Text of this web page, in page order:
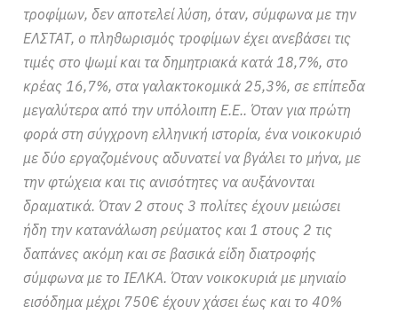
τροφίμων, δεν αποτελεί λύση, όταν, σύμφωνα με την
ΕΛΣΤΑΤ, ο πληθωρισμός τροφίμων έχει ανεβάσει τις
τιμές στο ψωμί και τα δημητριακά κατά 18,7%, στο
κρέας 16,7%, στα γαλακτοκομικά 25,3%, σε επίπεδα
μεγαλύτερα από την υπόλοιπη Ε.Ε.. Όταν για πρώτη
φορά στη σύγχρονη ελληνική ιστορία, ένα νοικοκυριό
με δύο εργαζομένους αδυνατεί να βγάλει το μήνα, με
την φτώχεια και τις ανισότητες να αυξάνονται
δραματικά. Όταν 2 στους 3 πολίτες έχουν μειώσει
ήδη την κατανάλωση ρεύματος και 1 στους 2 τις
δαπάνες ακόμη και σε βασικά είδη διατροφής
σύμφωνα με το ΙΕΛΚΑ. Όταν νοικοκυριά με μηνιαίο
εισόδημα μέχρι 750€ έχουν χάσει έως και το 40%